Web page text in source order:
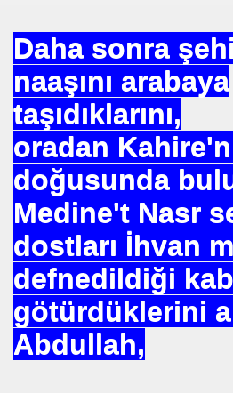
Daha sonra
naaşını arabaya
taşıdıklarını,
oradan
doğusunda
Medine't Nasr
dostları İhvan
defnedildiği
götürdüklerini
Abdullah,
DR .
ILERI GÖRÜŞLÜ GÜNEŞ
YOKTUR